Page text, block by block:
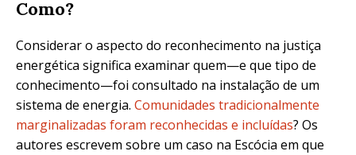
Como?
Considerar o aspecto do reconhecimento na justiça
energética significa examinar quem—e que tipo de
conhecimento—foi consultado na instalação de um
sistema de energia. Comunidades tradicionalmente
marginalizadas foram reconhecidas e incluídas? Os
autores escrevem sobre um caso na Escócia em que